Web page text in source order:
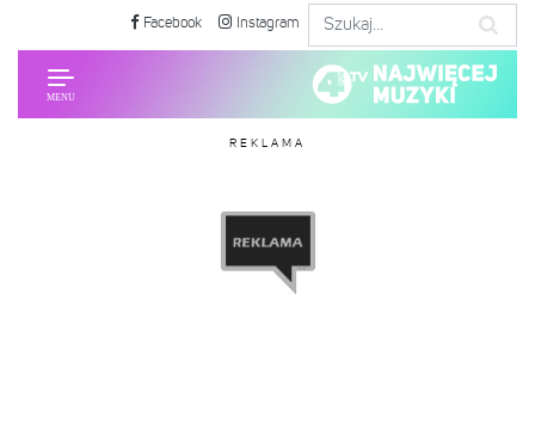
Facebook Instagram
REKLAMA